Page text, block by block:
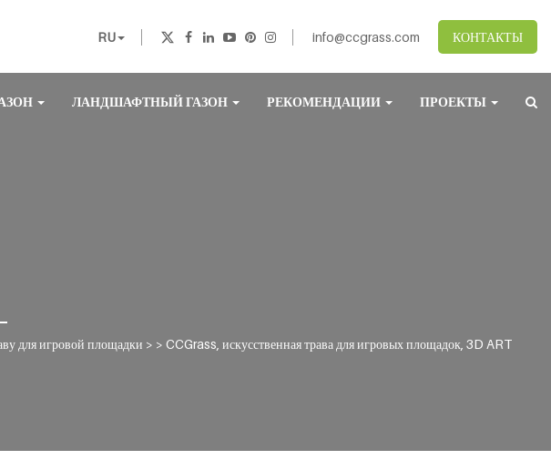
RU info@ccgrass.com КОНТАКТЫ
ЛАНДШАФТНЫЙ ГАЗОН РЕКОМЕНДАЦИИ ПРОЕКТЫ
для игровой площадки > > CCGrass, искусственная трава для игровых площадок, 3D ART